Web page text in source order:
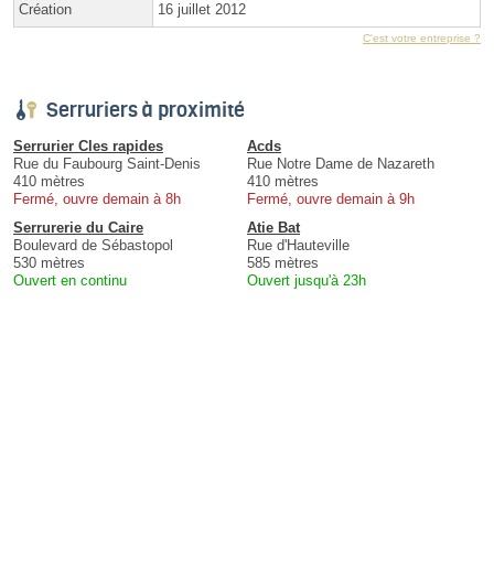
Création 16 juillet 2012
C'est votre entreprise ?
Serruriers à proximité
Serrurier Cles rapides
Rue du Faubourg Saint-Denis
410 mètres
Fermé, ouvre demain à 8h
Acds
Rue Notre Dame de Nazareth
410 mètres
Fermé, ouvre demain à 9h
Serrurerie du Caire
Boulevard de Sébastopol
530 mètres
Ouvert en continu
Atie Bat
Rue d'Hauteville
585 mètres
Ouvert jusqu'à 23h